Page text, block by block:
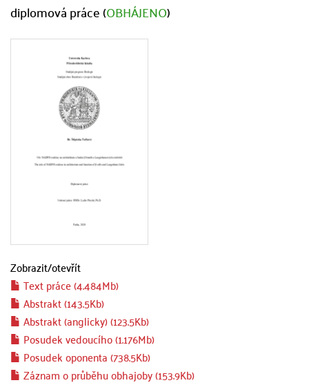
diplomová práce (OBHÁJENO)
Zobrazit/otevřít
Text práce (4.484Mb)
Abstrakt (143.5Kb)
Abstrakt (anglicky) (123.5Kb)
Posudek vedoucího (1.176Mb)
Posudek oponenta (738.5Kb)
Záznam o průběhu obhajoby (153.9Kb)